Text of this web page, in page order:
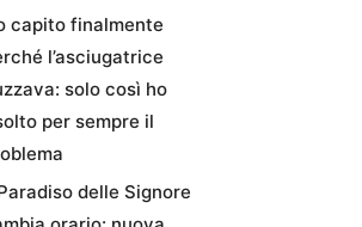
capito finalmente
l’asciugatrice
solo così ho
per sempre il
delle Signore